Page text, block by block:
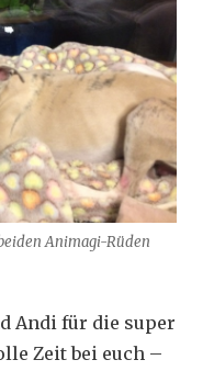
Animagi-Rüden
Andi für die super
Zeit bei euch –